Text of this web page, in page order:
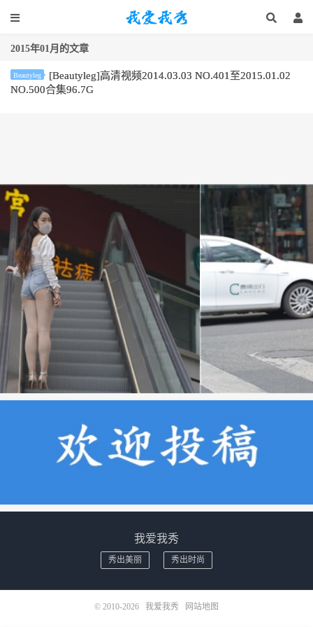
2015年01月的文章
Beautyleg
[Beautyleg]高清视频2014.03.03 NO.401至2015.01.02
NO.500合集96.7G
我爱我秀
秀出美丽 秀出时尚
© 2010-2026 我爱我秀 网站地图